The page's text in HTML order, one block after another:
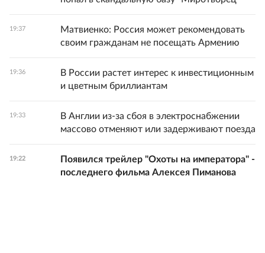
19:37
Матвиенко: Россия может рекомендовать
своим гражданам не посещать Армению
19:36
В России растет интерес к инвестиционным
и цветным бриллиантам
19:33
В Англии из-за сбоя в электроснабжении
массово отменяют или задерживают поезда
19:22
Появился трейлер "Охоты на императора" -
последнего фильма Алексея Пиманова